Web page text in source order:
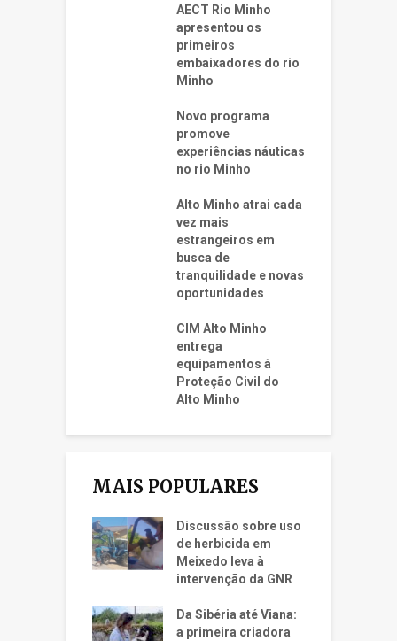
AECT Rio Minho
apresentou os
primeiros
embaixadores do rio
Minho
Novo programa
promove
experiências náuticas
no rio Minho
Alto Minho atrai cada
vez mais
estrangeiros em
busca de
tranquilidade e novas
oportunidades
CIM Alto Minho
entrega
equipamentos à
Proteção Civil do
Alto Minho
MAIS POPULARES
Discussão sobre uso
de herbicida em
Meixedo leva à
intervenção da GNR
Da Sibéria até Viana:
a primeira criadora